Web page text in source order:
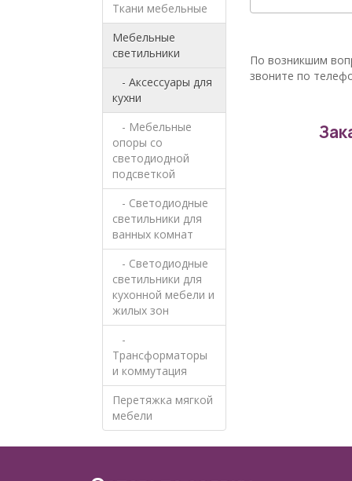
Ткани мебельные
Мебельные
светильники
- Аксессуары для
кухни
- Мебельные
опоры со
светодиодной
подсветкой
- Светодиодные
светильники для
ванных комнат
- Светодиодные
светильники для
кухонной мебели и
жилых зон
-
Трансформаторы
и коммутация
Перетяжка мягкой
мебели
По возникшим
звоните по